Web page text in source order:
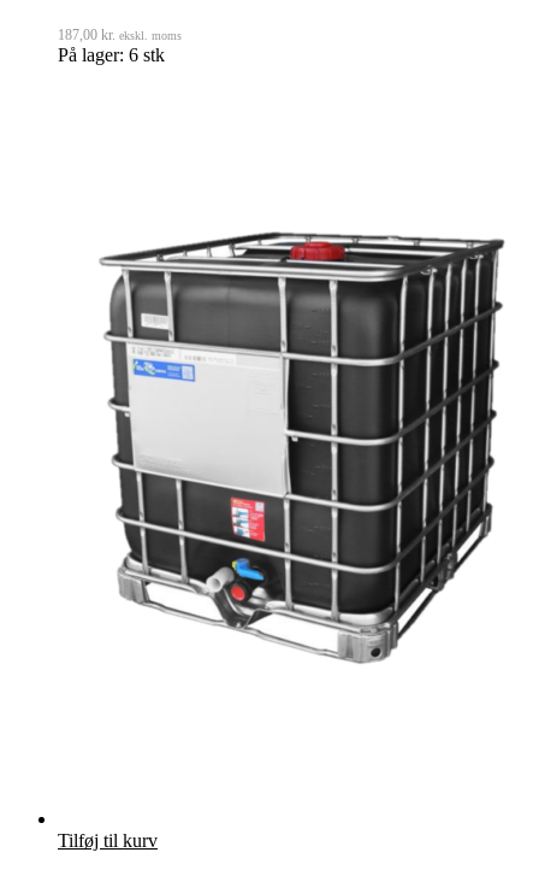
187,00 kr. ekskl. moms
På lager: 6 stk
Tilføj til kurv